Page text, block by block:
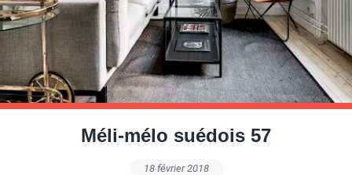
Maison Appartement Écologique
Maison Container/container House
Maison D'hôtes
Maison Et Appartement Vintage
On Décode La Déco
Petite Surface
Piscine Question De Style
Renovation
Revue De Week End
Tiny House
Méli-mélo suédois 57
18 février 2018